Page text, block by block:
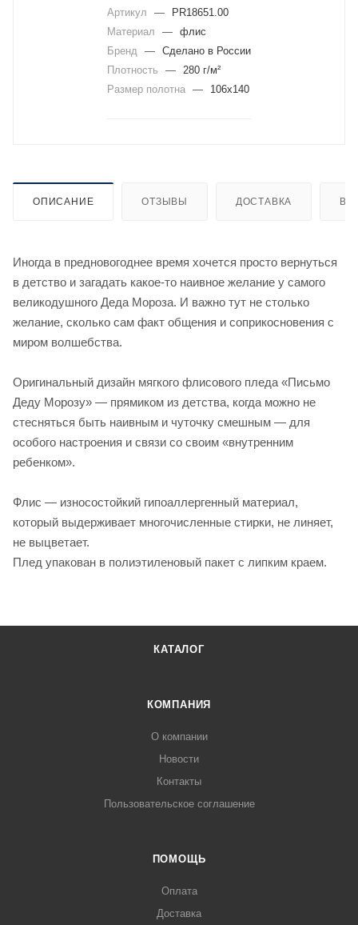
Артикул
—
PR18651.00
Материал
— флис
Бренд
— Сделано в России
Плотность
—
280 г/м²
Размер полотна — 106x140
ОПИСАНИЕ ОТЗЫВЫ ДОСТАВКА
Иногда в предновогоднее время хочется просто вернуться
в детство и загадать какое-то наивное желание у самого
великодушного Деда Мороза. И важно тут не столько
желание, сколько сам факт общения и соприкосновения с
миром волшебства.
Оригинальный дизайн мягкого флисового пледа «Письмо
Деду Морозу» — прямиком из детства, когда можно не
стесняться быть наивным и чуточку смешным — для
особого настроения и связи со своим «внутренним
ребенком».
Флис — износостойкий гипоаллергенный материал,
который выдерживает многочисленные стирки, не линяет,
не выцветает.
Плед упакован в полиэтиленовый пакет с липким краем.
КАТАЛОГ
КОМПАНИЯ
О компании
Новости
Контакты
Пользовательское соглашение
ПОМОЩЬ
Оплата
Доставка